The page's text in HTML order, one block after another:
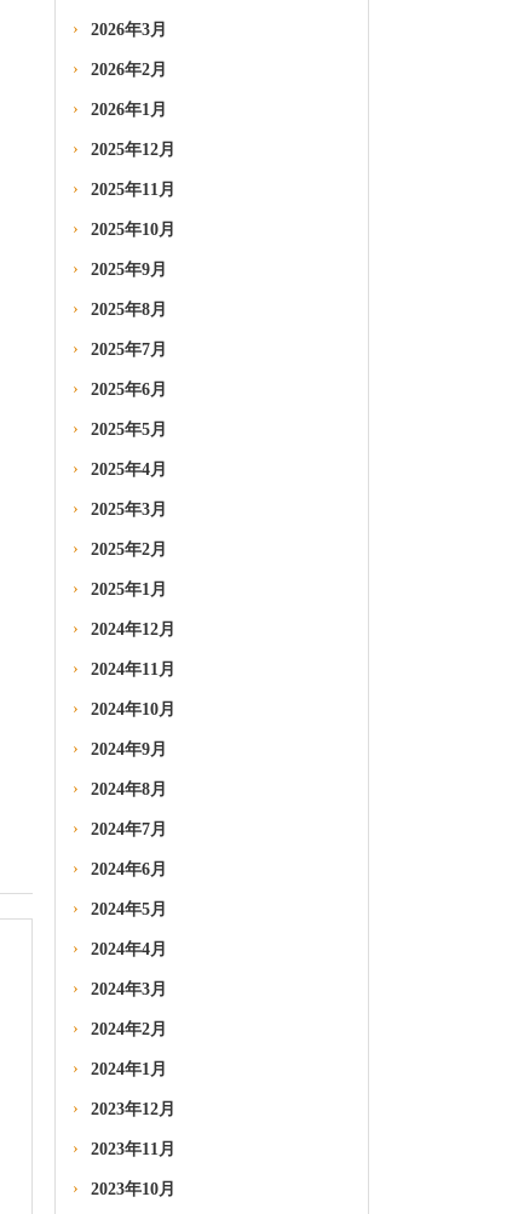
2026年3月
2026年2月
2026年1月
2025年12月
2025年11月
2025年10月
2025年9月
2025年8月
2025年7月
2025年6月
2025年5月
2025年4月
2025年3月
2025年2月
2025年1月
2024年12月
2024年11月
2024年10月
2024年9月
2024年8月
2024年7月
2024年6月
2024年5月
2024年4月
2024年3月
2024年2月
2024年1月
2023年12月
2023年11月
2023年10月